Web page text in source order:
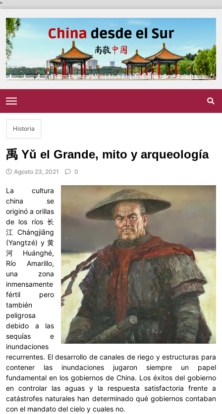
"
Historia
禹 Yǔ el Grande, mito y arqueología
Agosto 23, 2021 0
La cultura
china se
originó a orillas
de los ríos 长
江 Chángjiāng
(Yangtzé) y 黄
河 Huánghé,
Río Amarillo,
una zona
inmensamente
fértil pero
también
peligrosa
debido a las
sequías e
inundaciones
recurrentes. El desarrollo de canales de riego y estructuras para
contener las inundaciones jugaron siempre un papel
fundamental en los gobiernos de China. Los éxitos del gobierno
en controlar las aguas y la respuesta satisfactoria frente a
catástrofes naturales han determinado qué gobiernos contaban
con el mandato del cielo y cuales no.